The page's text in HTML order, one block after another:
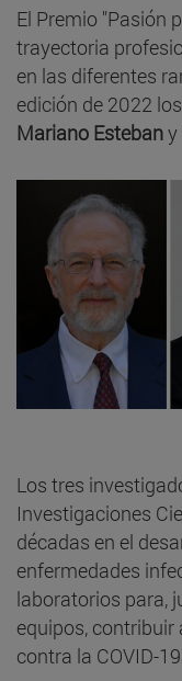
El Premio "Pasión
trayectoria
en las diferentes
edición de 2022
Mariano Estebany
Los tres
Investigaciones
décadas en el
enfermedades
laboratorios para,
equipos, contribuir
contra la COVID-